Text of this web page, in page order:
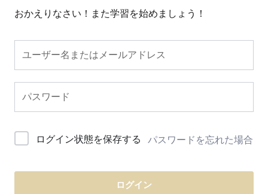
おかえりなさい！また学習を始めましょう！
ログイン状態を保存する パスワードを忘れた場合
ログイン